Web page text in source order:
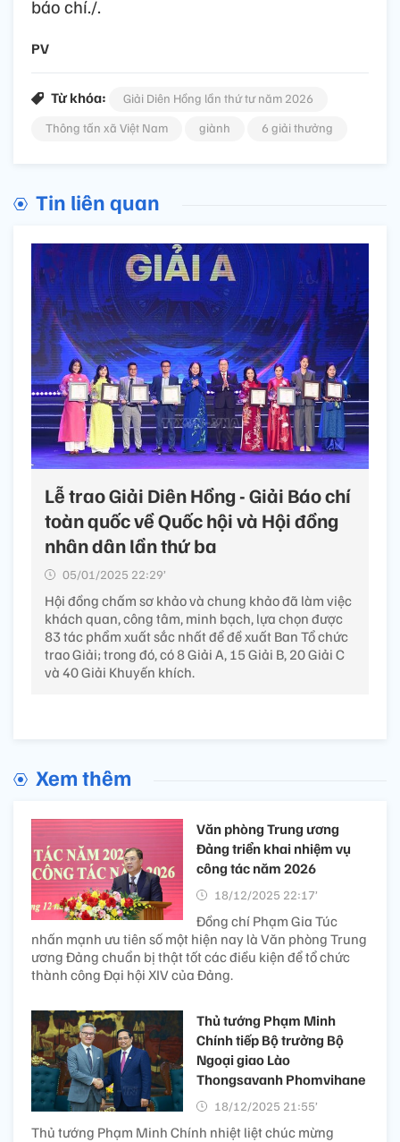
báo chí./.
PV
Từ khóa:
Giải Diên Hồng lần thứ tư năm 2026
Thông tấn xã Việt Nam
giành 6 giải thưởng
Tin liên quan
Lễ trao Giải Diên Hồng - Giải Báo chí
toàn quốc về Quốc hội và Hội đồng
nhân dân lần thứ ba
05/01/2025 22:29’
Hội đồng chấm sơ khảo và chung khảo đã làm việc
khách quan, công tâm, minh bạch, lựa chọn được
83 tác phẩm xuất sắc nhất để đề xuất Ban Tổ chức
trao Giải; trong đó, có 8 Giải A, 15 Giải B, 20 Giải C
và 40 Giải Khuyến khích.
Xem thêm
Văn phòng Trung ương
Đảng triển khai nhiệm vụ
công tác năm 2026
18/12/2025 22:17’
Đồng chí Phạm Gia Túc
nhấn mạnh ưu tiên số một hiện nay là Văn phòng Trung
ương Đảng chuẩn bị thật tốt các điều kiện để tổ chức
thành công Đại hội XIV của Đảng.
Thủ tướng Phạm Minh
Chính tiếp Bộ trưởng Bộ
Ngoại giao Lào
Thongsavanh Phomvihane
18/12/2025 21:55’
Thủ tướng Phạm Minh Chính nhiệt liệt chúc mừng